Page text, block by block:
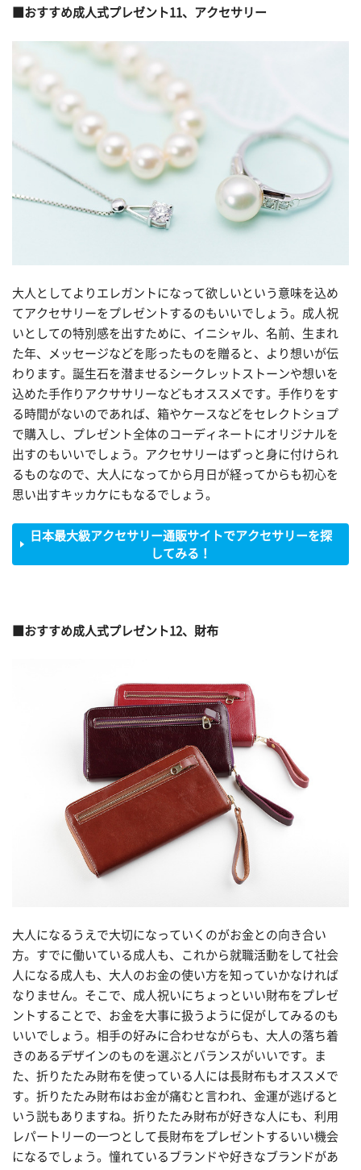
■おすすめ成人式プレゼント11、アクセサリー
大人としてよりエレガントになって欲しいという意味を込め
てアクセサリーをプレゼントするのもいいでしょう。成人祝
いとしての特別感を出すために、イニシャル、名前、生まれ
た年、メッセージなどを彫ったものを贈ると、より想いが伝
わります。誕生石を潜ませるシークレットストーンや想いを
込めた手作りアクササリーなどもオススメです。手作りをす
る時間がないのであれば、箱やケースなどをセレクトショプ
で購入し、プレゼント全体のコーディネートにオリジナルを
出すのもいいでしょう。アクセサリーはずっと身に付けられ
るものなので、大人になってから月日が経ってからも初心を
思い出すキッカケにもなるでしょう。
日本最大級アクセサリー通販サイトでアクセサリーを探
してみる！
■おすすめ成人式プレゼント12、財布
大人になるうえで大切になっていくのがお金との向き合い
方。すでに働いている成人も、これから就職活動をして社会
人になる成人も、大人のお金の使い方を知っていかなければ
なりません。そこで、成人祝いにちょっといい財布をプレゼ
ントすることで、お金を大事に扱うように促がしてみるのも
いいでしょう。相手の好みに合わせながらも、大人の落ち着
きのあるデザインのものを選ぶとバランスがいいです。ま
た、折りたたみ財布を使っている人には長財布もオススメで
す。折りたたみ財布はお金が痛むと言われ、金運が逃げると
いう説もありますね。折りたたみ財布が好きな人にも、利用
レパートリーの一つとして長財布をプレゼントするいい機会
になるでしょう。憧れているブランドや好きなブランドがあ